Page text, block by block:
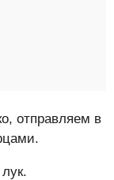
отправляем в